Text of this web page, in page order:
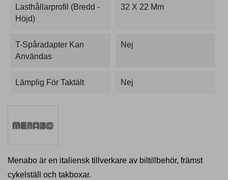
Lasthållarprofil (bredd -
Höjd)
32 X 22 Mm
T-Spåradapter Kan
Användas
Nej
Lämplig För Taktält Nej
Menabo är en italiensk tillverkare av biltillbehör, främst
cykelställ och takboxar.